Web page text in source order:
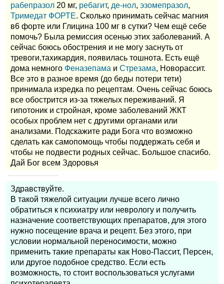
рабепразол 20 мг, ребагит, де-нол, эзомепразол,
Тримедат ФОРТЕ. Сколько принимать сейчас магния
в6 форте или Глицина 100 мг в сутки? Чем ещё себе
помочь? Была ремиссия осенью этих заболеваний. А
сейчас боюсь обострения и не могу заснуть от
тревоги,тахикардия, появилась тошнота. Есть ещё
дома немного Феназепама и Стрезама, Новорассит.
Все это в разное время (до беды потери тети)
принимала изредка по рецептам. Очень сейчас боюсь
все обострится из-за тяжелых переживаний. Я
гипотоник и стройная, кроме заболеваний ЖКТ
особых проблем нет с другими органами или
анализами. Подскажите ради Бога что возможно
сделать как самопомощь чтобы поддержать себя и
чтобы не подвести родных сейчас. Большое спасибо.
Дай Бог всем Здоровья
Здравствуйте.
В такой тяжелой ситуации лучше всего лично
обратиться к психиатру или неврологу и получить
назначение соответствующих препаратов, для этого
нужно посещение врача и рецепт. Без этого, при
условии нормальной переносимости, можно
применить такие препараты как Ново-Пассит, Персен,
или другое подобное средство. Если есть
возможность, то стоит воспользоваться услугами